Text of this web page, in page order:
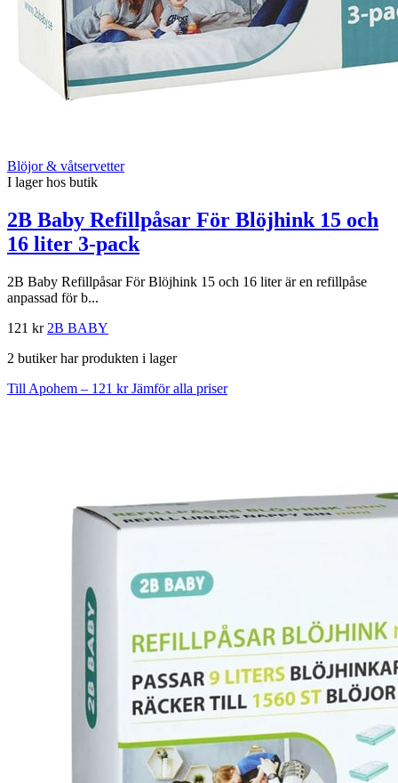
Blöjor & våtservetter
I lager hos butik
2B Baby Refillpåsar För Blöjhink 15 och
16 liter 3-pack
2B Baby Refillpåsar För Blöjhink 15 och 16 liter är en refillpåse
anpassad för b...
121 kr 2B BABY
2 butiker har produkten i lager
Till Apohem – 121 krJämför alla priser